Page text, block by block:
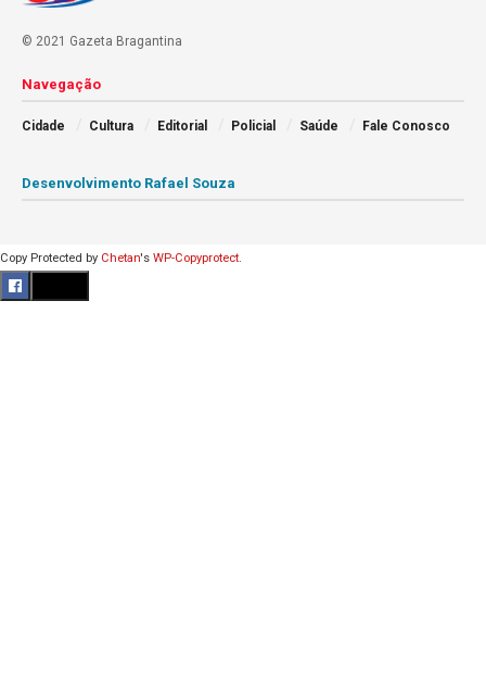
© 2021 Gazeta Bragantina
Navegação
Cidade Cultura Editorial Policial Saúde Fale Conosco
Desenvolvimento Rafael Souza
Copy Protected by Chetan's WP-Copyprotect.